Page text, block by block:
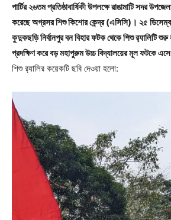
পার্টির ২৬তম প্রতিষ্ঠাবার্ষিকী উপলক্ষে রাঙামাটি সদর
করেছে অগ্রসর শিশু কিশোর কেন্দ্র (এসিসি)। ২৫
কুদুকছড়ি নির্বানপুর বন বিহার ফটক থেকে শিশু র‌্যালিটি
প্রদক্ষিণ করে বড় মহাপুরুম উচ্চ বিদ্যালয়ের মূল ফটকে
শিশু র‌্যালির কয়েকটি ছবি দেওয়া হলো: